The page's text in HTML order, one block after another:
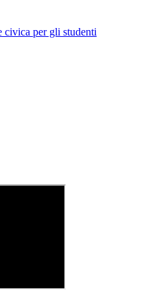
civica per gli studenti